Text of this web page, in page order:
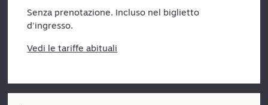
Senza prenotazione. Incluso nel biglietto
d'ingresso.
Vedi le tariffe abituali